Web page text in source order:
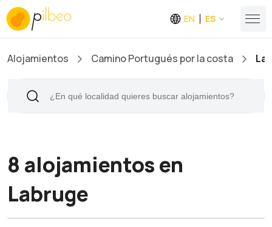
EN ES
Alojamientos Camino Portugués por la costa
8 alojamientos en
Labruge